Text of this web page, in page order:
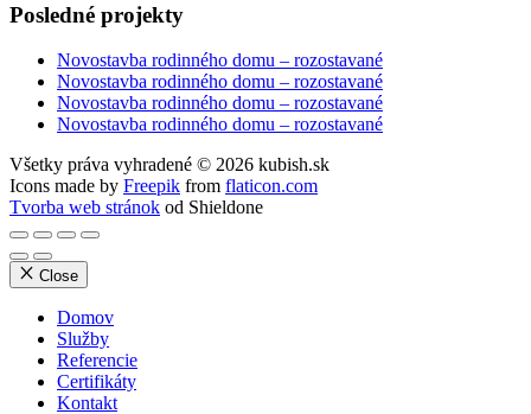
Posledné projekty
Novostavba rodinného domu – rozostavané
Novostavba rodinného domu – rozostavané
Novostavba rodinného domu – rozostavané
Novostavba rodinného domu – rozostavané
Všetky práva vyhradené © 2026 kubish.sk
Icons made by Freepik from flaticon.com
Tvorba web stránok od Shieldone
Close
Domov
Služby
Referencie
Certifikáty
Kontakt